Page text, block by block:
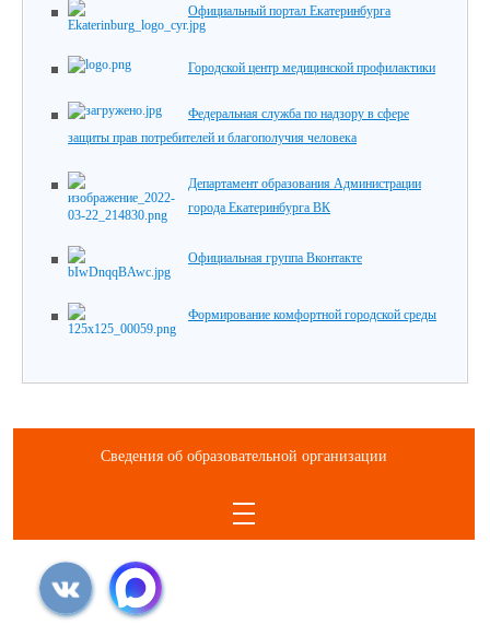
Официальный портал Екатеринбурга
Городской центр медицинской профилактики
Федеральная служба по надзору в сфере
защиты прав потребителей и благополучия человека
Департамент образования Администрации
города Екатеринбурга ВК
Официальная группа Вконтакте
Формирование комфортной городской среды
Сведения об образовательной организации